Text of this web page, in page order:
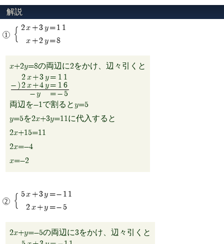
2x+3y=11
x+2y=8
x+2y=8の両辺に2をかけ、辺々引くと
2x+3y = 11
-)2x+4y = 16
-y
= -5
両辺を-1で割るとy=5
y=5を2x+3y=11に代入すると
2x+15=11
2x=-4
x=-2
5x+3y=-11
2x+y=-5
2x+y=-5の両辺に3をかけ、辺々引くと